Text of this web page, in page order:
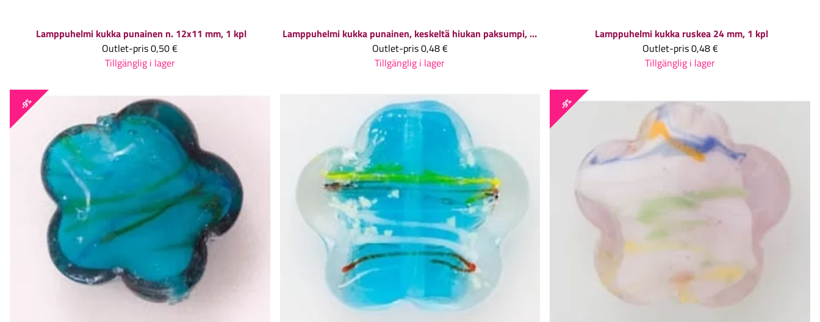
Lamppuhelmi kukka punainen n. 12x11 mm, 1 kpl
Outlet-pris0,50 €
Tillgänglig i lager
Lamppuhelmi kukka punainen, keskeltä hiukan paksumpi, 25 mm, reikä 2 mm, 1 kpl
Outlet-pris0,48 €
Tillgänglig i lager
Lamppuhelmi kukka ruskea 24 mm, 1 kpl
Outlet-pris0,48 €
Tillgänglig i lager
-9% -9%